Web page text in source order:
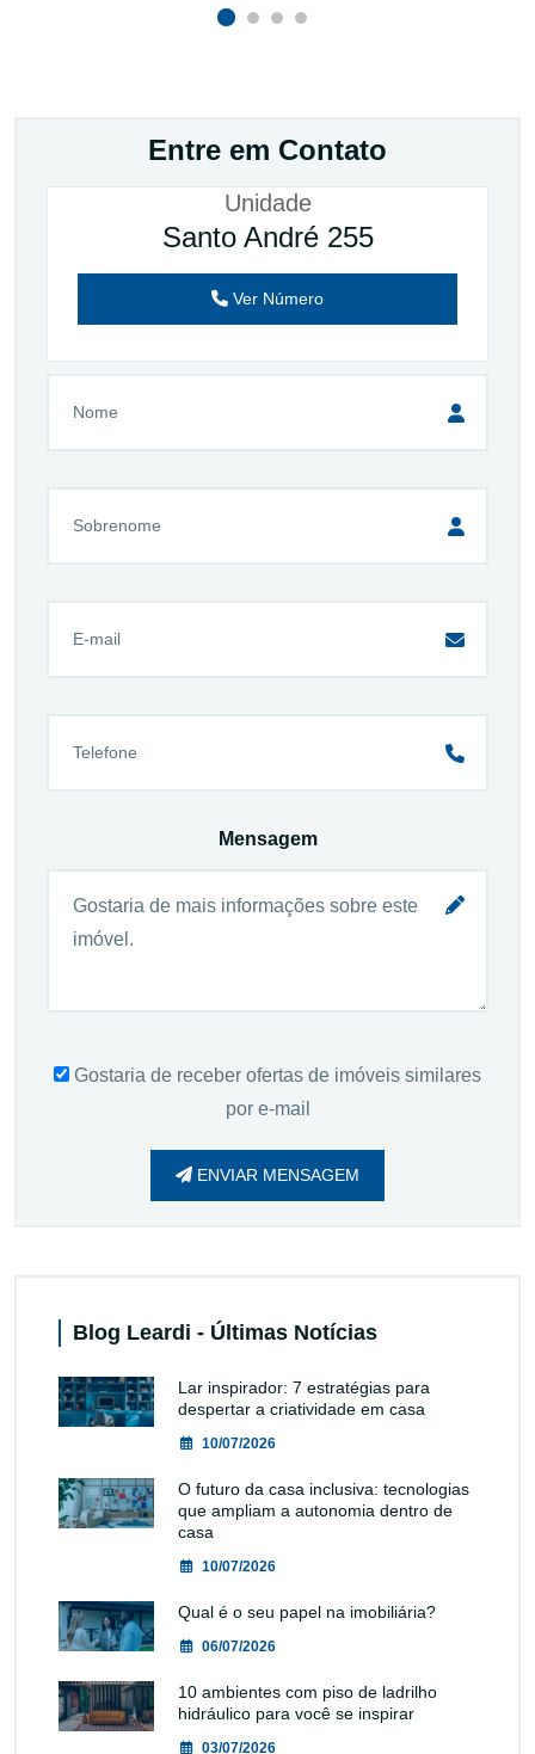
Entre em Contato
Unidade
Santo André 255
Ver Número
Mensagem
Gostaria de receber ofertas de imóveis similares
por e-mail
ENVIAR MENSAGEM
Blog Leardi - Últimas Notícias
Lar inspirador: 7 estratégias para
despertar a criatividade em casa
10/07/2026
O futuro da casa inclusiva: tecnologias
que ampliam a autonomia dentro de
casa
10/07/2026
Qual é o seu papel na imobiliária?
06/07/2026
10 ambientes com piso de ladrilho
hidráulico para você se inspirar
03/07/2026